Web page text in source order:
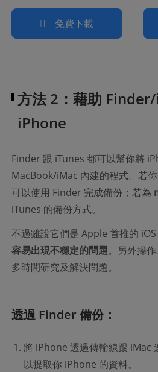
免費下載
方法 2：藉助
iPhone
Finder 跟 iTunes 都可以幫你將
MacBook/iMac 內建的程式。若
可以使用 Finder 完成備份；若為
iTunes 的備份方式。
不過雖說它們是 Apple 首推的
容易出現不穩定的問題。另外操
多時間研究及解決問題。
透過 Finder 備份：
將 iPhone 透過傳輸線跟 iMac
以提取你 iPhone 的資料。